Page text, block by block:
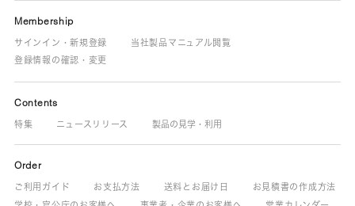
Membership
サインイン・新規登録
当社製品マニュアル閲覧
登録情報の確認・変更
Contents
特集 ニュースリリース 製品の見学・利用
Order
ご利用ガイド お支払方法 送料とお届け日
お見積書の作成方法